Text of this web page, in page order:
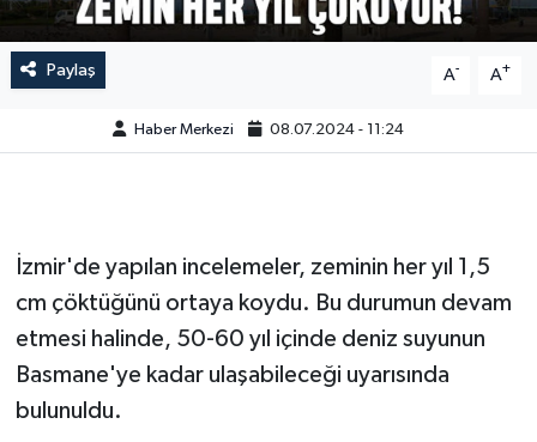
Paylaş A- A+
Haber Merkezi 08.07.2024 - 11:24
İzmir'de yapılan incelemeler, zeminin her yıl 1,5
cm çöktüğünü ortaya koydu. Bu durumun devam
etmesi halinde, 50-60 yıl içinde deniz suyunun
Basmane'ye kadar ulaşabileceği uyarısında
bulunuldu.